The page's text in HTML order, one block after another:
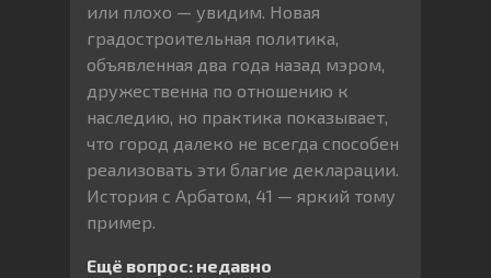
или плохо — увидим. Новая
градостроительная политика,
объявленная два года назад мэром,
дружественна по отношению к
наследию, но практика показывает,
что город далеко не всегда способен
реализовать эти благие декларации.
История с Арбатом, 41 — яркий тому
пример.
Ещё вопрос: недавно